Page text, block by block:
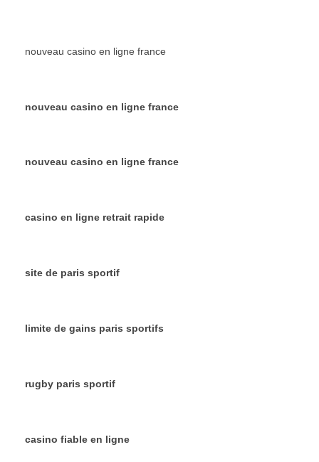
nouveau casino en ligne france
nouveau casino en ligne france
nouveau casino en ligne france
casino en ligne retrait rapide
site de paris sportif
limite de gains paris sportifs
rugby paris sportif
casino fiable en ligne